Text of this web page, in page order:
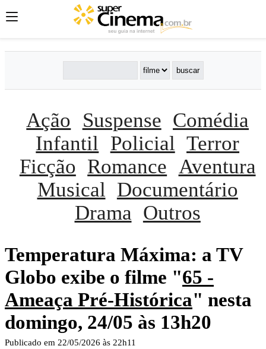
Ação Suspense Comédia
Infantil
Policial Terror
Ficção Romance Aventura
Musical
Documentário
Drama Outros
Temperatura Máxima: a TV
Globo exibe o filme "65 -
Ameaça Pré-Histórica" nesta
domingo, 24/05 às 13h20
Publicado em 22/05/2026 às 22h11